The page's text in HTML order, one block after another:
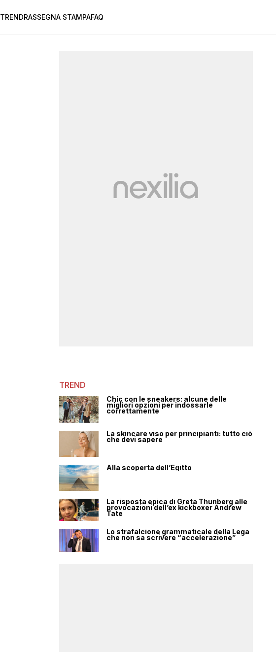
TRENDRASSEGNA STAMPAFAQ
TREND
Chic con le sneakers: alcune delle
migliori opzioni per indossarle
correttamente
La skincare viso per principianti: tutto ciò
che devi sapere
Alla scoperta dell’Egitto
La risposta epica di Greta Thunberg alle
provocazioni dell’ex kickboxer Andrew
Tate
Lo strafalcione grammaticale della Lega
che non sa scrivere “accelerazione”